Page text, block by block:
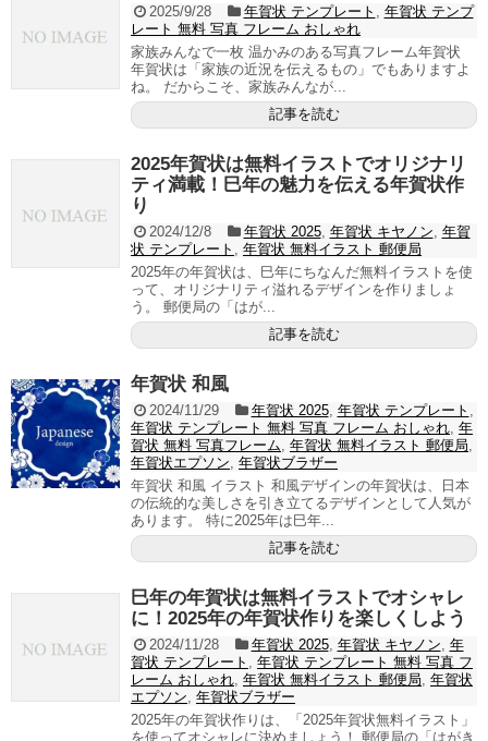
2025/9/28 年賀状 テンプレート , 年賀状 テンプ
レート 無料 写真 フレーム おしゃれ
家族みんなで一枚 温かみのある写真フレーム年賀状
年賀状は「家族の近況を伝えるもの」でもありますよ
ね。 だからこそ、家族みんなが...
記事を読む
2025年賀状は無料イラストでオリジナリ
ティ満載！巳年の魅力を伝える年賀状作
り
2024/12/8 年賀状 2025, 年賀状 キヤノン, 年賀
状 テンプレート , 年賀状 無料イラスト 郵便局
2025年の年賀状は、巳年にちなんだ無料イラストを使
って、オリジナリティ溢れるデザインを作りましょ
う。 郵便局の「はが...
記事を読む
年賀状 和風
2024/11/29 年賀状 2025, 年賀状 テンプレート ,
年賀状 テンプレート 無料 写真 フレーム おしゃれ, 年
賀状 無料 写真フレーム, 年賀状 無料イラスト 郵便局,
年賀状エプソン, 年賀状ブラザー
年賀状 和風 イラスト 和風デザインの年賀状は、日本
の伝統的な美しさを引き立てるデザインとして人気が
あります。 特に2025年は巳年...
記事を読む
巳年の年賀状は無料イラストでオシャレ
に！2025年の年賀状作りを楽しくしよう
2024/11/28 年賀状 2025, 年賀状 キヤノン, 年
賀状 テンプレート , 年賀状 テンプレート 無料 写真 フ
レーム おしゃれ, 年賀状 無料イラスト 郵便局, 年賀状
エプソン, 年賀状ブラザー
2025年の年賀状作りは、「2025年賀状無料イラスト」
を使ってオシャレに決めましょう！ 郵便局の「はがき